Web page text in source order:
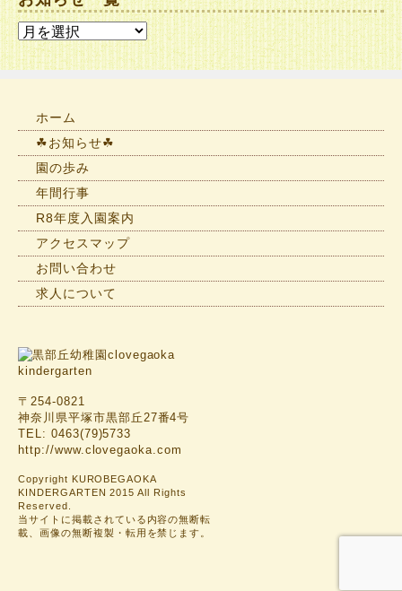
お
知
ら
ホーム
☘お知らせ☘
園の歩み
年間行事
R8年度入園案内
アクセスマップ
お問い合わせ
求人について
〒254-0821
神奈川県平塚市黒部丘27番4号
TEL: 0463(79)5733
http://www.clovegaoka.com
Copyright KUROBEGAOKA
KINDERGARTEN 2015 All Rights
Reserved.
当サイトに掲載されている内容の無断転
載、画像の無断複製・転用を禁じます。